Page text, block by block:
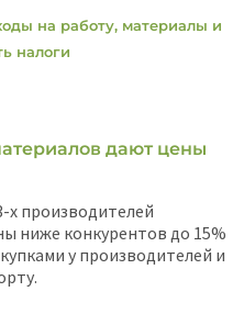
на работу, материалы и
налоги
дают цены
производителей
ниже конкурентов до 15%
у производителей и